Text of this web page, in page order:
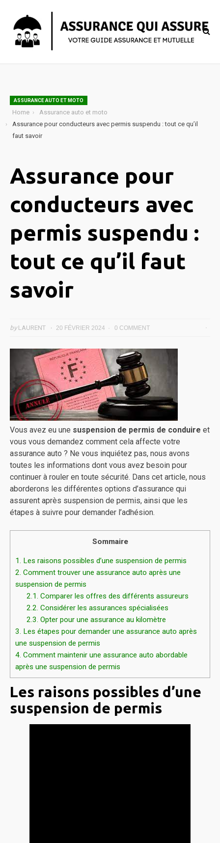
ASSURANCE AUTO ET MOTO
Home
Assurance auto et moto
Assurance pour conducteurs avec permis suspendu : tout ce qu’il
faut savoir
Assurance pour
conducteurs avec
permis suspendu :
tout ce qu’il faut
savoir
byLAURENT 20 FÉVRIER 2024 0 COMMENT
Vous avez eu une suspension de permis de conduire et
vous vous demandez comment cela affecte votre
assurance auto ? Ne vous inquiétez pas, nous avons
toutes les informations dont vous avez besoin pour
continuer à rouler en toute sécurité. Dans cet article, nous
aborderons les différentes options d’assurance qui
assurent après suspension de permis, ainsi que les
étapes à suivre pour demander l’adhésion.
Sommaire
1. Les raisons possibles d’une suspension de permis
2. Comment trouver une assurance auto après une
suspension de permis
2.1. Comparer les offres des différents assureurs
2.2. Considérer les assurances spécialisées
2.3. Opter pour une assurance au kilomètre
3. Les étapes pour demander une assurance auto après
une suspension de permis
4. Comment maintenir une assurance auto abordable
après une suspension de permis
Les raisons possibles d’une
suspension de permis